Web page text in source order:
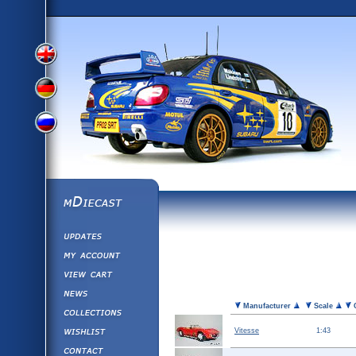
View
Version
View
German
Version
Russian
Version
mDiecast
Collections
Wishlist
Contact us
Manufacturer Scale
Vitesse 1:43